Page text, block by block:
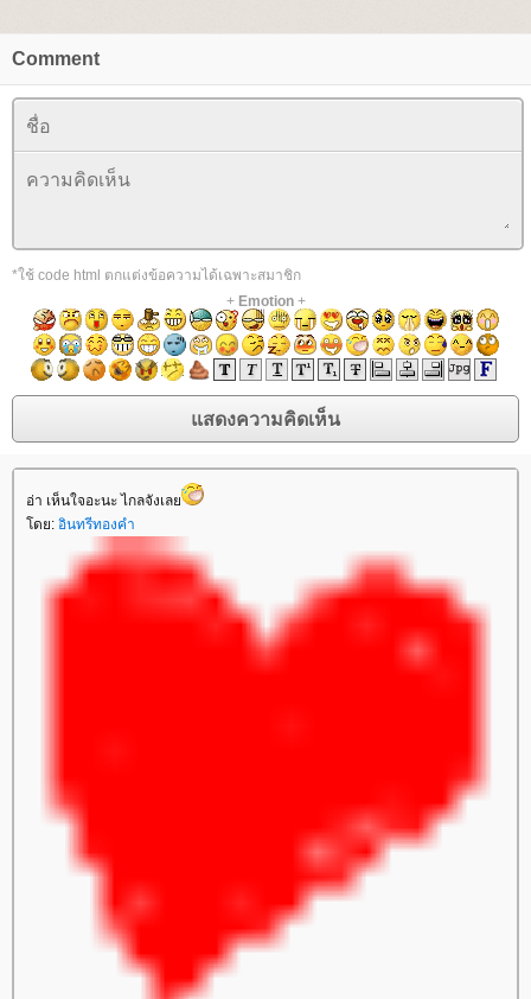
Comment
*ใช้ code html ตกแต่งข้อความได้เฉพาะสมาชิก
+ Emotion+
อ่า เห็นใจอะนะ ไกลจังเล
ดย: อินทรีทองคำ